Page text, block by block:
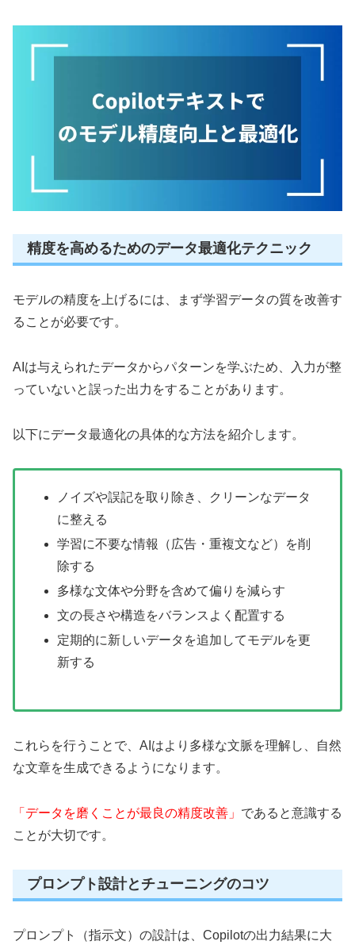
精度を高めるためのデータ最適化テクニック
モデルの精度を上げるには、まず学習データの質を改善す
ることが必要です。
AIは与えられたデータからパターンを学ぶため、入力が整
っていないと誤った出力をすることがあります。
以下にデータ最適化の具体的な方法を紹介します。
ノイズや誤記を取り除き、クリーンなデータ
に整える
学習に不要な情報（広告・重複文など）を削
除する
多様な文体や分野を含めて偏りを減らす
文の長さや構造をバランスよく配置する
定期的に新しいデータを追加してモデルを更
新する
これらを行うことで、AIはより多様な文脈を理解し、自然
な文章を生成できるようになります。
「データを磨くことが最良の精度改善」 であると意識する
ことが大切です。
プロンプト設計とチューニングのコツ
プロンプト（指示文）の設計は、Copilotの出力結果に大